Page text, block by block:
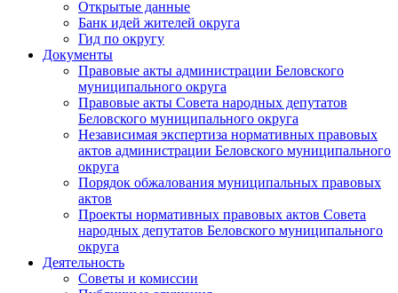
Открытые данные
Банк идей жителей округа
Гид по округу
Документы
Правовые акты администрации Беловского
муниципального округа
Правовые акты Совета народных депутатов
Беловского муниципального округа
Независимая экспертиза нормативных правовых
актов администрации Беловского муниципального
округа
Порядок обжалования муниципальных правовых
актов
Проекты нормативных правовых актов Совета
народных депутатов Беловского муниципального
округа
Деятельность
Советы и комиссии